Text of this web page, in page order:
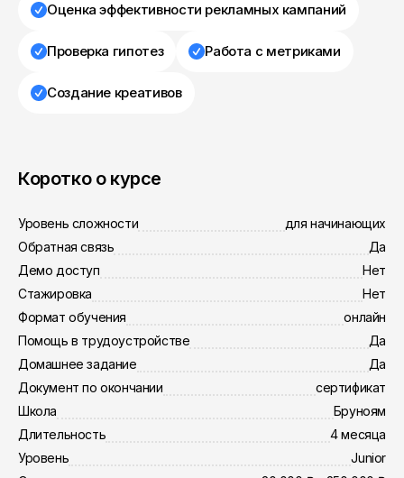
Оценка эффективности рекламных кампаний
Проверка гипотез Работа с метриками
Создание креативов
Коротко о курсе
Уровень сложности
для начинающих
Обратная связь
Да
Демо доступ
Нет
Стажировка
Нет
Формат обучения
онлайн
Помощь в трудоустройстве
Да
Домашнее задание
Да
Документ по окончании
сертификат
Школа
Бруноям
Длительность
4 месяца
Уровень
Junior